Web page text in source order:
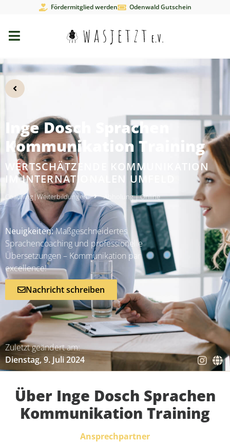
Fördermitglied werden Odenwald Gutschein
Inge Dosch Sprachen
Kommunikation Training
WERTSCHÄTZENDE KOMMUNIKATION
IM INTERNATIONALEN UMFELD
Coaching|Weiterbildungen Abholung|Online
Neuigkeiten:Maßgeschneidertes
Sprachencoaching und professionelle
Übersetzungen – Kommunikation par
excellence!
Nachricht schreiben
Zuletzt geändert am:
Dienstag, 9. Juli 2024
Über Inge Dosch Sprachen
Kommunikation Training
Ansprechpartner